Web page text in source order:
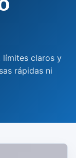
límites claros y
rápidas ni